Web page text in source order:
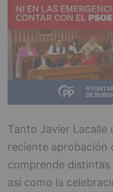
Tanto Javier Lacalle
reciente aprobación
comprende distintas
así como la